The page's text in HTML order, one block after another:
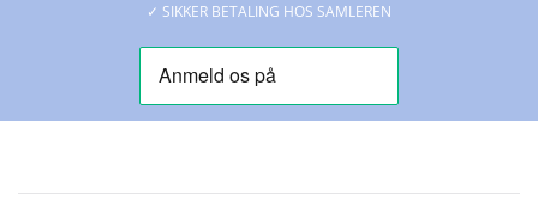
✓ SIKKER BETALING HOS SAMLEREN